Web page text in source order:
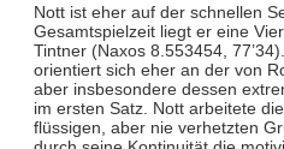
Nott ist eher auf der schnellen
Gesamtspielzeit liegt er eine
Tintner (Naxos 8.553454,
orientiert sich eher an der von
aber insbesondere dessen
im ersten Satz. Nott arbeitete
flüssigen, aber nie verhetzten